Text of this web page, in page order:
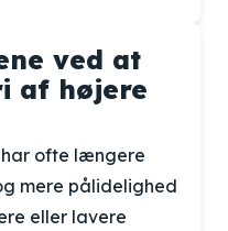
ved at
af højere
ofte længere
mere pålidelighed
eller lavere